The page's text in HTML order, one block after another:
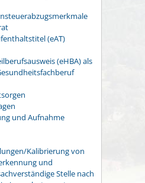
(eAT)
(eHBA) als
und Aufnahme
Kalibrierung von
und
Stelle nach